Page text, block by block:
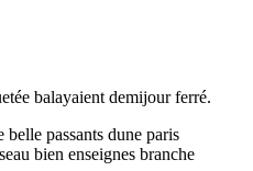
balayaient demijour ferré.
passants dune paris
bien enseignes branche